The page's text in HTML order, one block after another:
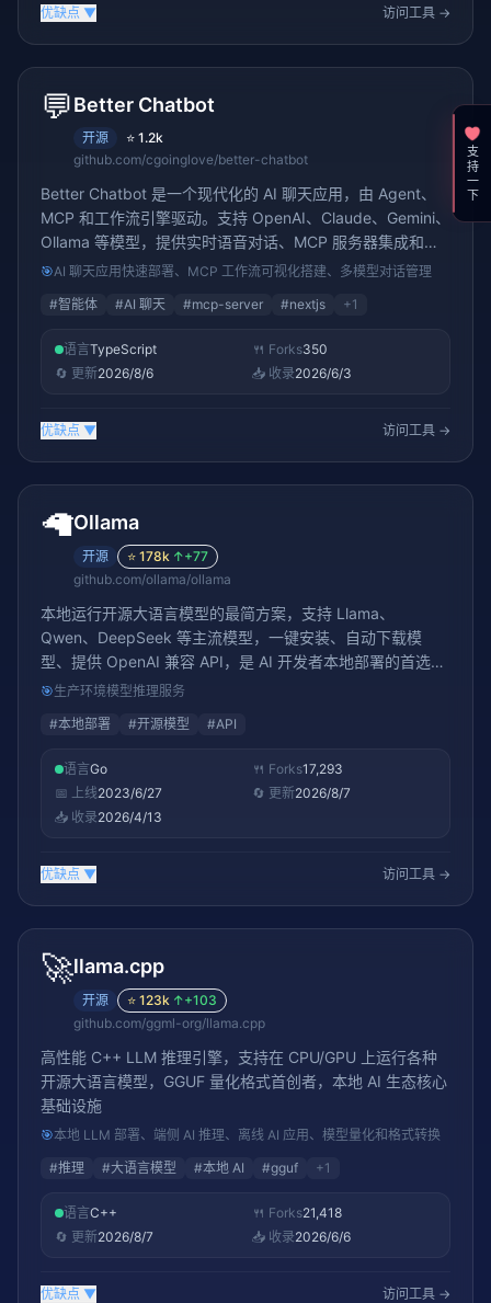
优缺点 ▼ 访问工具 →
💬Better Chatbot
开源 ⭐ 1.2k
github.com/cgoinglove/better-chatbot
Better Chatbot 是一个现代化的 AI 聊天应用，由 Agent、
MCP 和工作流引擎驱动。支持 OpenAI、Claude、Gemini、
Ollama 等模型，提供实时语音对话、MCP 服务器集成和低
代码工作流搭建，基于 Next.js 构建并部署于 Vercel。1K+
🎯AI 聊天应用快速部署、MCP 工作流可视化搭建、多模型对话管理
#智能体 #AI 聊天 #mcp-server #nextjs +1
语言TypeScript 🍴 Forks350
🔄 更新2026/8/6 📥 收录2026/6/3
优缺点 ▼ 访问工具 →
🦙Ollama
开源 ⭐ 178k ↑+77
github.com/ollama/ollama
本地运行开源大语言模型的最简方案，支持 Llama、
Qwen、DeepSeek 等主流模型，一键安装、自动下载模
型、提供 OpenAI 兼容 API，是 AI 开发者本地部署的首选工
具
🎯生产环境模型推理服务
#本地部署 #开源模型 #API
语言Go 🍴 Forks17,293
📅 上线2023/6/27 🔄 更新2026/8/7
📥 收录2026/4/13
优缺点 ▼ 访问工具 →
🚀llama.cpp
开源 ⭐ 123k ↑+103
github.com/ggml-org/llama.cpp
高性能 C++ LLM 推理引擎，支持在 CPU/GPU 上运行各种
开源大语言模型，GGUF 量化格式首创者，本地 AI 生态核心
基础设施
🎯本地 LLM 部署、端侧 AI 推理、离线 AI 应用、模型量化和格式转换
#推理 #大语言模型 #本地 AI #gguf +1
语言C++ 🍴 Forks21,418
🔄 更新2026/8/7 📥 收录2026/6/6
优缺点 ▼ 访问工具 →
支持一下